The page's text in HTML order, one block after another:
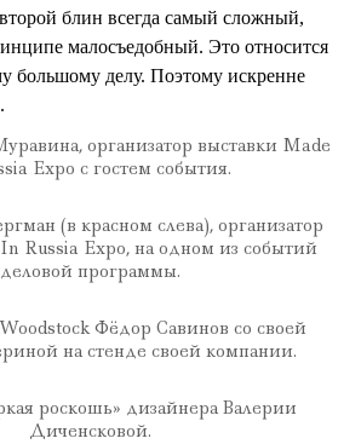
блин всегда самый сложный,
малосъедобный. Это относится
большому делу. Поэтому искренне
организатор выставки Made
Expo с гостем события.
(в красном слева), организатор
Russia Expo, на одном из событий
деловой программы.
Фёдор Савинов со своей
на стенде своей компании.
роскошь» дизайнера Валерии
Диченсковой.